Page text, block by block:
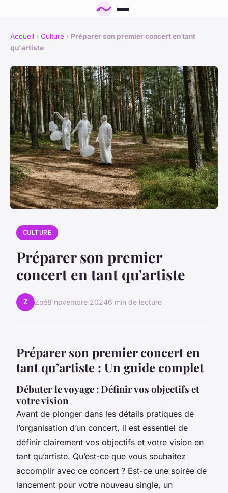
Accueil › Culture › Préparer son premier concert en tant
qu'artiste
CULTURE
Préparer son premier
concert en tant qu'artiste
Z Zoé8 novembre 20246 min de lecture
Préparer son premier concert en
tant qu’artiste : Un guide complet
Débuter le voyage : Définir vos objectifs et
votre vision
Avant de plonger dans les détails pratiques de
l’organisation d’un concert, il est essentiel de
définir clairement vos objectifs et votre vision en
tant qu’artiste. Qu’est-ce que vous souhaitez
accomplir avec ce concert ? Est-ce une soirée de
lancement pour votre nouveau single, un